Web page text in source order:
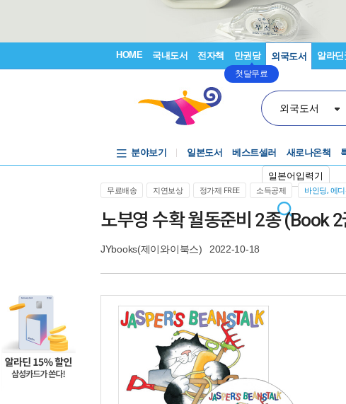
HOME 국내도서 전자책 만권당
첫달무료
외국도서 알라딘
외국도서
일본어입력기
분야보기 일본도서 베스트셀러 새로나온책
무료배송 지연보상 정가제 FREE 소득공제 바인딩, 에
노부영 수확 월동준비 2종 (Book
JYbooks(제이와이북스) 2022-10-18